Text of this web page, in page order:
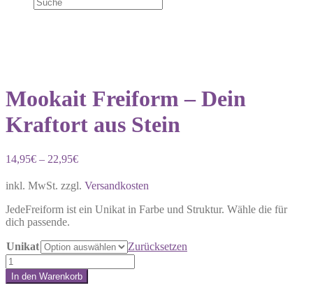
Mookait Freiform – Dein
Kraftort aus Stein
14,95€ – 22,95€
inkl. MwSt. zzgl. Versandkosten
JedeFreiform ist ein Unikat in Farbe und Struktur. Wähle die für
dich passende.
Unikat
Zurücksetzen
Mookait
Freiform
–
In den Warenkorb